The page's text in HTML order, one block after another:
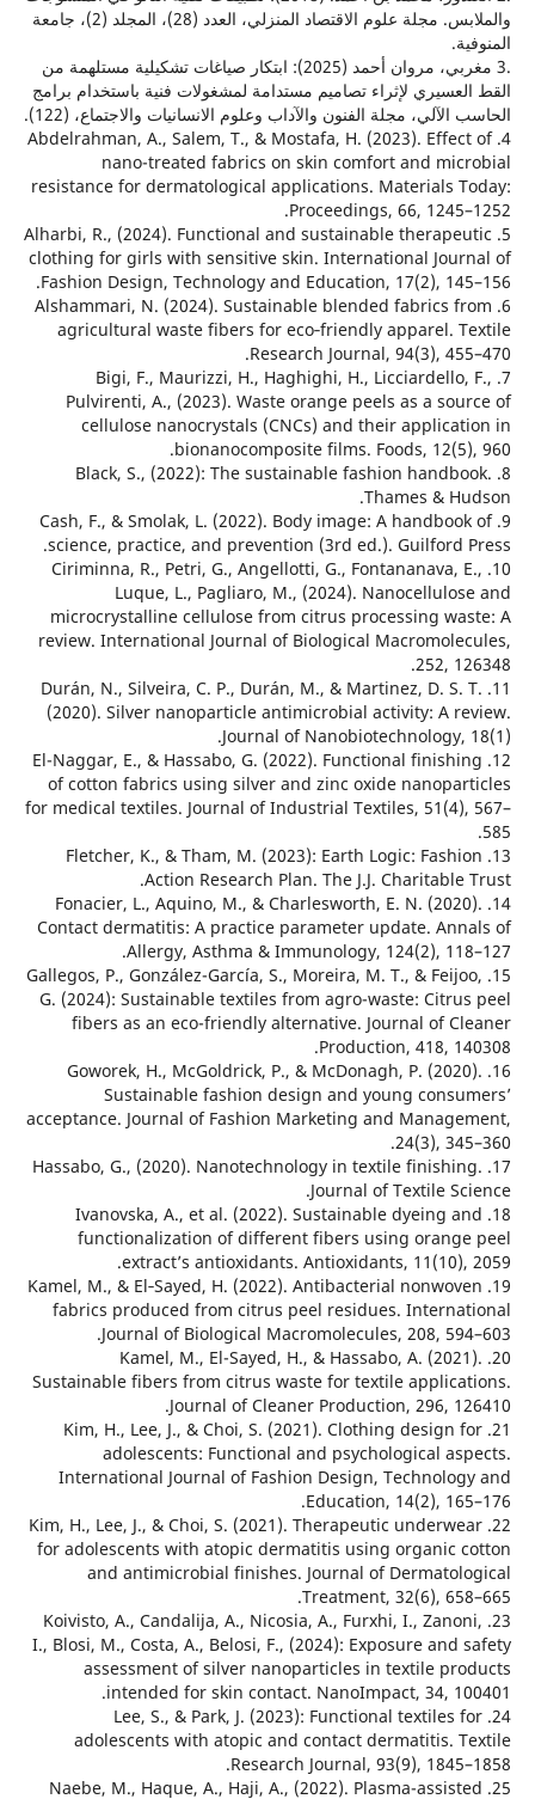
والملابس. مجلة علوم الاقتصاد المنزلي، العدد (28)، المجلد (2)، جامعة
.3 مغربي، مروان أحمد (2025): ابتكار صياغات تشكيلية مستلهمة من
لإثراء تصاميم مستدامة لمشغولات فنية باستخدام برامج
مجلة الفنون والآداب وعلوم الانسانيات والاجتماع، (122).
4. Abdelrahman, A., Salem, T., & Mostafa, H. (2023).
nano-treated fabrics on skin comfort and
resistance for dermatological applications. Materials
Proceedings, 66,
5. Alharbi, R., (2024). Functional and sustainable
clothing for girls with sensitive skin. International
Fashion Design, Technology and Education, 17(2),
6. Alshammari, N. (2024). Sustainable blended fabrics
agricultural waste fibers for eco‑friendly apparel.
Research Journal, 94(3),
7. Bigi, F., Maurizzi, H., Haghighi, H.,
Pulvirenti, A., (2023). Waste orange peels as a
cellulose nanocrystals (CNCs) and their
bionanocomposite films. Foods,
8. Black, S., (2022): The sustainable fashion
Thames &
9. Cash, F., & Smolak, L. (2022). Body image: A
science, practice, and prevention (3rd ed.). Guilford
10. Ciriminna, R., Petri, G., Angellotti, G., Fontananava,
Luque, L., Pagliaro, M., (2024).
microcrystalline cellulose from citrus processing
review. International Journal of Biological
252,
11. Durán, N., Silveira, C. P., Durán, M., & Martinez, D.
(2020). Silver nanoparticle antimicrobial activity: A
Journal of
12. El-Naggar, E., & Hassabo, G. (2022). Functional
of cotton fabrics using silver and zinc oxide
for medical textiles. Journal of Industrial Textiles,
13. Fletcher, K., & Tham, M. (2023): Earth Logic:
Action Research Plan. The J.J.
14. Fonacier, L., Aquino, M., & Charlesworth, E. N.
Contact dermatitis: A practice parameter update.
Allergy, Asthma & Immunology, 124(2),
15. Gallegos, P., González-García, S., Moreira, M. T., &
G. (2024): Sustainable textiles from agro-waste:
fibers as an eco-friendly alternative. Journal of
Production, 418,
16. Goworek, H., McGoldrick, P., & McDonagh, P.
Sustainable fashion design and young
acceptance. Journal of Fashion Marketing and
24(3),
17. Hassabo, G., (2020). Nanotechnology in textile
Journal of Textile
18. Ivanovska, A., et al. (2022). Sustainable dyeing
functionalization of different fibers using
extract’s antioxidants. Antioxidants,
19. Kamel, M., & El‑Sayed, H. (2022). Antibacterial
fabrics produced from citrus peel residues.
Journal of Biological Macromolecules, 208,
20. Kamel, M., El-Sayed, H., & Hassabo, A.
Sustainable fibers from citrus waste for textile
Journal of Cleaner Production, 296,
21. Kim, H., Lee, J., & Choi, S. (2021). Clothing design
adolescents: Functional and psychological
International Journal of Fashion Design,
Education, 14(2),
22. Kim, H., Lee, J., & Choi, S. (2021). Therapeutic
for adolescents with atopic dermatitis using organic
and antimicrobial finishes. Journal of
Treatment, 32(6),
23. Koivisto, A., Candalija, A., Nicosia, A., Furxhi, I.,
I., Blosi, M., Costa, A., Belosi, F., (2024): Exposure
assessment of silver nanoparticles in textile
intended for skin contact. NanoImpact, 34,
24. Lee, S., & Park, J. (2023): Functional textiles
adolescents with atopic and contact dermatitis.
Research Journal, 93(9),
25. Naebe, M., Haque, A., Haji, A., (2022). Plasma-